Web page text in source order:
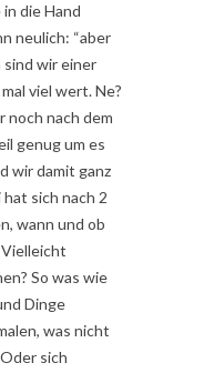
die Hand
neulich: “aber
sind wir einer
viel wert. Ne?
noch nach dem
genug um es
wir damit ganz
sich nach 2
wann und ob
So was wie
Dinge
was nicht
sich